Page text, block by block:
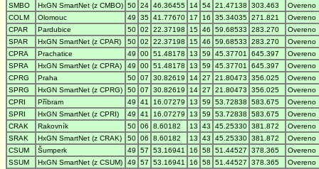
SMBO
HxGN SmartNet (z CMBO) 50 24 46.36455 14 54 21.47138 303.463
Overeno
COLM
Olomouc 49 35 41.77670 17 16 35.34035 271.821
Overeno
CPAR
Pardubice 50 02 22.37198 15 46 59.68533 283.270
Overeno
SPAR
HxGN SmartNet (z CPAR) 50 02 22.37198 15 46 59.68533 283.270
Overeno
CPRA
Prachatice 49 00 51.48178 13 59 45.37701 645.397
Overeno
SPRA
HxGN SmartNet (z CPRA) 49 00 51.48178 13 59 45.37701 645.397
Overeno
CPRG
Praha 50 07 30.82619 14 27 21.80473 356.025
Overeno
SPRG
HxGN SmartNet (z CPRG) 50 07 30.82619 14 27 21.80473 356.025
Overeno
CPRI
Příbram 49 41 16.07279 13 59 53.72838 583.675
Overeno
SPRI
HxGN SmartNet (z CPRI) 49 41 16.07279 13 59 53.72838 583.675
Overeno
CRAK
Rakovník 50 06 8.60182 13 43 45.25330 381.872
Overeno
SRAK
HxGN SmartNet (z CRAK) 50 06 8.60182 13 43 45.25330 381.872
Overeno
CSUM
Šumperk 49 57 53.16941 16 58 51.44527 378.365
Overeno
SSUM
HxGN SmartNet (z CSUM) 49 57 53.16941 16 58 51.44527 378.365
Overeno